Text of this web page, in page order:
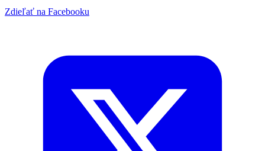
Zdieľať na Facebooku